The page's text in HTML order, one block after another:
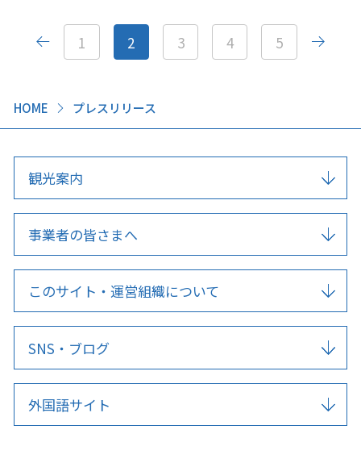
HOME プレスリリース
1 2 3 4 5
観光案内
事業者の皆さまへ
このサイト・運営組織について
SNS・ブログ
外国語サイト